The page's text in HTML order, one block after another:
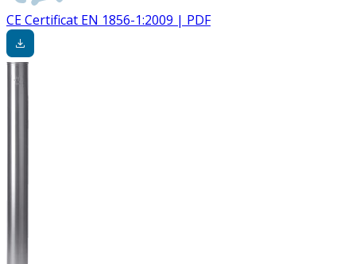
CE Certificat EN 1856-1:2009 | PDF